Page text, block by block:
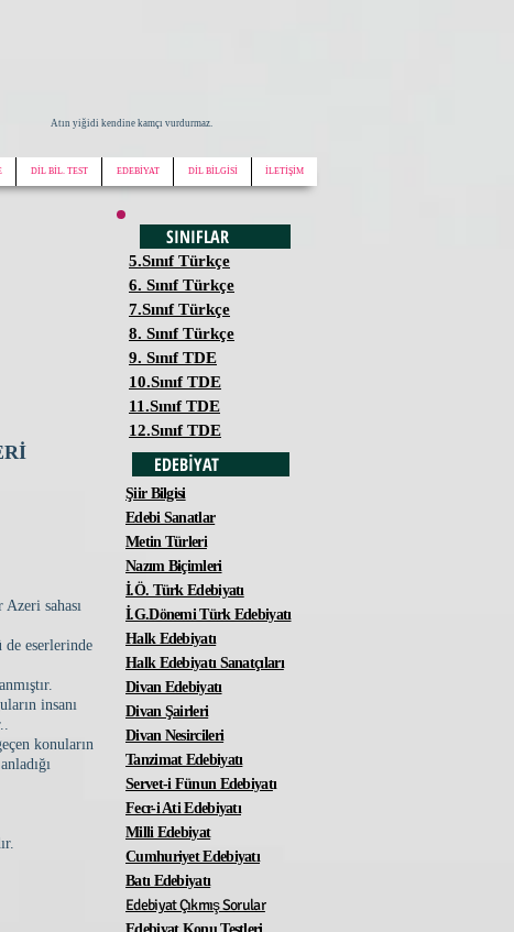
Atın yiğidi kendine kamçı vurdurmaz.
DİL BİL. TEST EDEBİYAT DİL BİLGİSİ İLETİŞİM
sahası
eserlerinde
insanı
konuların
SINIFLAR
5.Sınıf Türkçe
6. Sınıf Türkçe
7.Sınıf Türkçe
8. Sınıf Türkçe
9. Sınıf TDE
10.Sınıf TDE
11.Sınıf TDE
12.Sınıf TDE
EDEBİYAT
Şiir Bilgisi
Edebi Sanatlar
Metin Türleri
Nazım Biçimleri
İ.Ö. Türk Edebiyatı
İ.G.Dönemi Türk Edebiyatı
Halk Edebiyatı
Halk Edebiyatı Sanatçıları
Divan Edebiyatı
Divan Şairleri
Divan Nesircileri
Tanzimat Edebiyatı
Servet-i Fünun Edebiyatı
Fecr-i Ati Edebiyatı
Milli Edebiyat
Cumhuriyet Edebiyatı
Batı Edebiyatı
Edebiyat Çıkmış Sorular